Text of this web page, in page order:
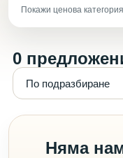
Покажи ценова
0
Няма